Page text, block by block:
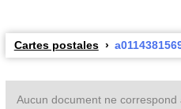
Cartes postales
Aucun document ne